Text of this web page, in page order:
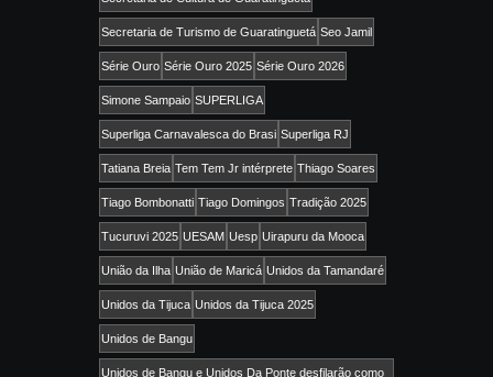
Secretaria de Turismo de Guaratinguetá Seo Jamil
Série Ouro Série Ouro 2025 Série Ouro 2026
Simone Sampaio SUPERLIGA
Superliga Carnavalesca do Brasi Superliga RJ
Tatiana Breia Tem Tem Jr intérprete Thiago Soares
Tiago Bombonatti Tiago Domingos Tradição 2025
Tucuruvi 2025 UESAM Uesp Uirapuru da Mooca
União da Ilha União de Maricá Unidos da Tamandaré
Unidos da Tijuca Unidos da Tijuca 2025
Unidos de Bangu
Unidos de Bangu e Unidos Da Ponte desfilarão como